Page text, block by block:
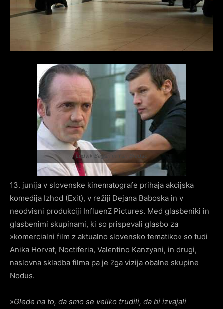
Ludvik Bagari in Yuri Bradac
13. junija v slovenske kinematografe prihaja akcijska
komedija Izhod (Exit), v režiji Dejana Baboska in v
neodvisni produkciji InfluenZ Pictures. Med glasbeniki in
glasbenimi skupinami, ki so prispevali glasbo za
»komercialni film z aktualno slovensko tematiko« so tudi
Anika Horvat, Noctiferia, Valentino Kanzyani, in drugi,
naslovna skladba filma pa je 2ga vizija obalne skupine
Nodus.
»Glede na to, da smo se veliko trudili, da bi izvajali